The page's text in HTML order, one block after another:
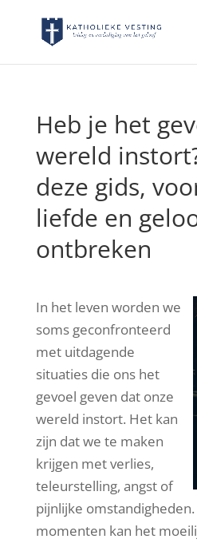
Heb je het
wereld
deze gids,
liefde en
ontbreken
In het leven worden we
soms geconfronteerd
met uitdagende
situaties die ons het
gevoel geven dat onze
wereld instort. Het kan
zijn dat we te maken
krijgen met verlies,
teleurstelling, angst of
pijnlijke omstandigheden.
momenten kan het